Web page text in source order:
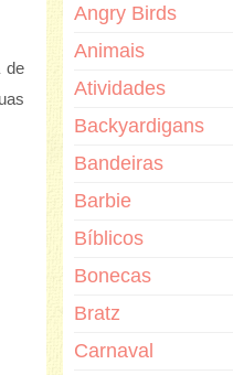
de
Angry Birds
Animais
Atividades
Backyardigans
Bandeiras
Barbie
Bíblicos
Bonecas
Bratz
Carnaval